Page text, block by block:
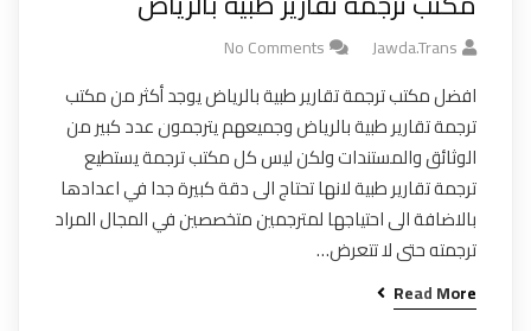
Jawda.trans
No Comments
افضل مكتب ترجمة تقارير طبية بالرياض يوجد أكثر من مكتب
ترجمة تقارير طبية بالرياض وجميعهم يترجمون عدد كبير من
الوثائق والمستندات ولكن ليس كل مكتب ترجمة يستطيع
ترجمة تقارير طبية لانها تحتاج الى دقة كبيرة جدا في اعدادها
بالاضافة الى احتياجها لمترجمين متخصصين في المجال المراد
ترجمته حتى لا تتعرض…
Read More